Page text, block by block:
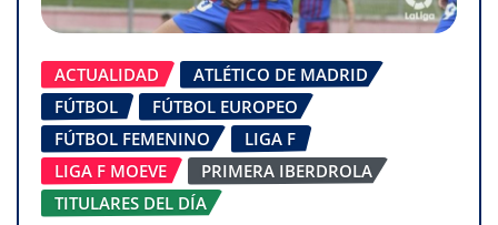
ACTUALIDAD
ATLÉTICO DE MADRID
FÚTBOL
FÚTBOL EUROPEO
FÚTBOL FEMENINO
LIGA F
LIGA F MOEVE
PRIMERA IBERDROLA
TITULARES DEL DÍA